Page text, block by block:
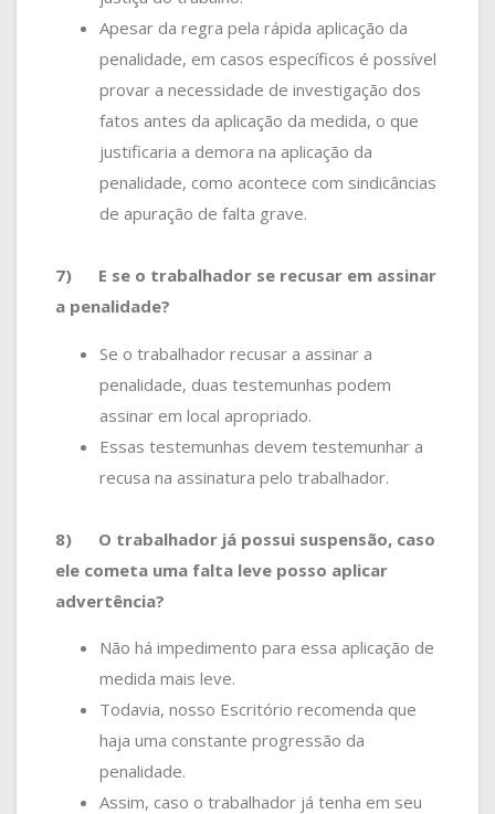
Apesar da regra pela rápida aplicação da
penalidade, em casos específicos é possível
provar a necessidade de investigação dos
fatos antes da aplicação da medida, o que
justificaria a demora na aplicação da
penalidade, como acontece com sindicâncias
de apuração de falta grave.
7) E se o trabalhador se recusar em assinar
a penalidade?
Se o trabalhador recusar a assinar a
penalidade, duas testemunhas podem
assinar em local apropriado.
Essas testemunhas devem testemunhar a
recusa na assinatura pelo trabalhador.
8) O trabalhador já possui suspensão, caso
ele cometa uma falta leve posso aplicar
advertência?
Não há impedimento para essa aplicação de
medida mais leve.
Todavia, nosso Escritório recomenda que
haja uma constante progressão da
penalidade.
Assim, caso o trabalhador já tenha em seu